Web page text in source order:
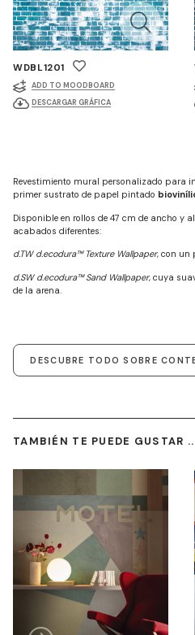
WDBL1201
ADD TO MOODBOARD
DESCARGAR GRÁFICA
Revestimiento mural personalizado para
primer sustrato de papel pintado
Disponible en rollos de 47 cm de ancho y
acabados diferentes:
d.TW d.ecodura™ Texture Wallpaper, con un
d.SW d.ecodura™ Sand Wallpaper, cuya
de la arena.
DESCUBRE TODO SOBRE
TAMBIÉN TE PUEDE GUSTAR